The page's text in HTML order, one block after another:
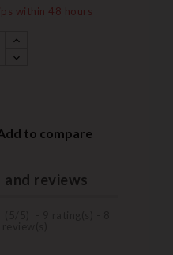
within 48 hours
to compare
reviews